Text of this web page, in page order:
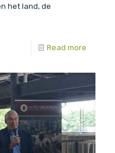
het land, de
Read more